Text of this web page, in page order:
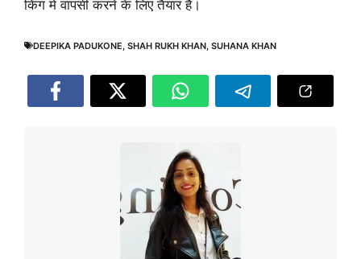
किंग में वापसी करने के लिए तैयार है।
DEEPIKA PADUKONE SHAH RUKH KHAN SUHANA KHAN